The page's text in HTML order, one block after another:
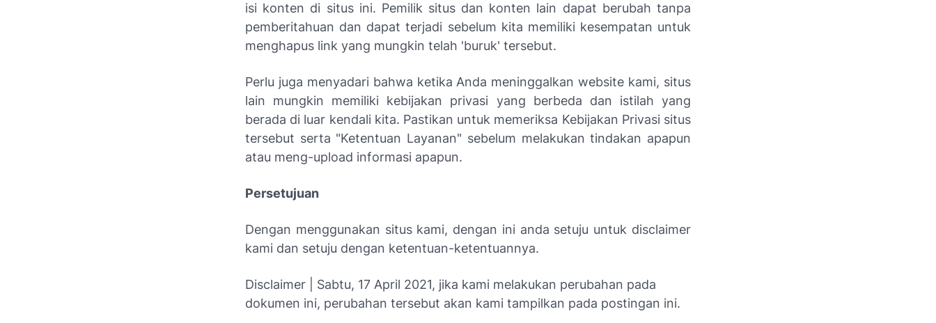
isi konten di situs ini. Pemilik situs dan konten lain dapat berubah tanpa
pemberitahuan dan dapat terjadi sebelum kita memiliki kesempatan untuk
menghapus link yang mungkin telah 'buruk' tersebut.
Perlu juga menyadari bahwa ketika Anda meninggalkan website kami, situs
lain mungkin memiliki kebijakan privasi yang berbeda dan istilah yang
berada di luar kendali kita. Pastikan untuk memeriksa Kebijakan Privasi situs
tersebut serta "Ketentuan Layanan" sebelum melakukan tindakan apapun
atau meng-upload informasi apapun.
Persetujuan
Dengan menggunakan situs kami, dengan ini anda setuju untuk disclaimer
kami dan setuju dengan ketentuan-ketentuannya.
Disclaimer | Sabtu, 17 April 2021, jika kami melakukan perubahan pada
dokumen ini, perubahan tersebut akan kami tampilkan pada postingan ini.